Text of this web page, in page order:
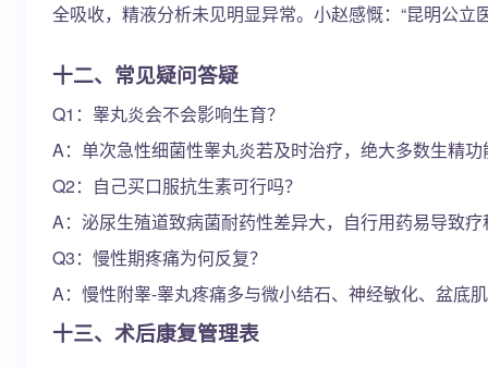
全吸收，精液分析未见明显异常。小赵感慨：“昆明公
十二、常见疑问答疑
Q1：睾丸炎会不会影响生育？
A：单次急性细菌性睾丸炎若及时治疗，绝大多数生精
Q2：自己买口服抗生素可行吗？
A：泌尿生殖道致病菌耐药性差异大，自行用药易导致
Q3：慢性期疼痛为何反复？
A：慢性附睾-睾丸疼痛多与微小结石、神经敏化、盆底
十三、术后康复管理表